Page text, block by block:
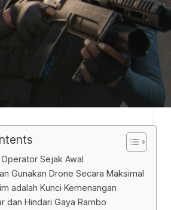
Sejak Awal
Gunakan Drone Secara Maksimal
adalah Kunci Kemenangan
dan Hindari Gaya Rambo